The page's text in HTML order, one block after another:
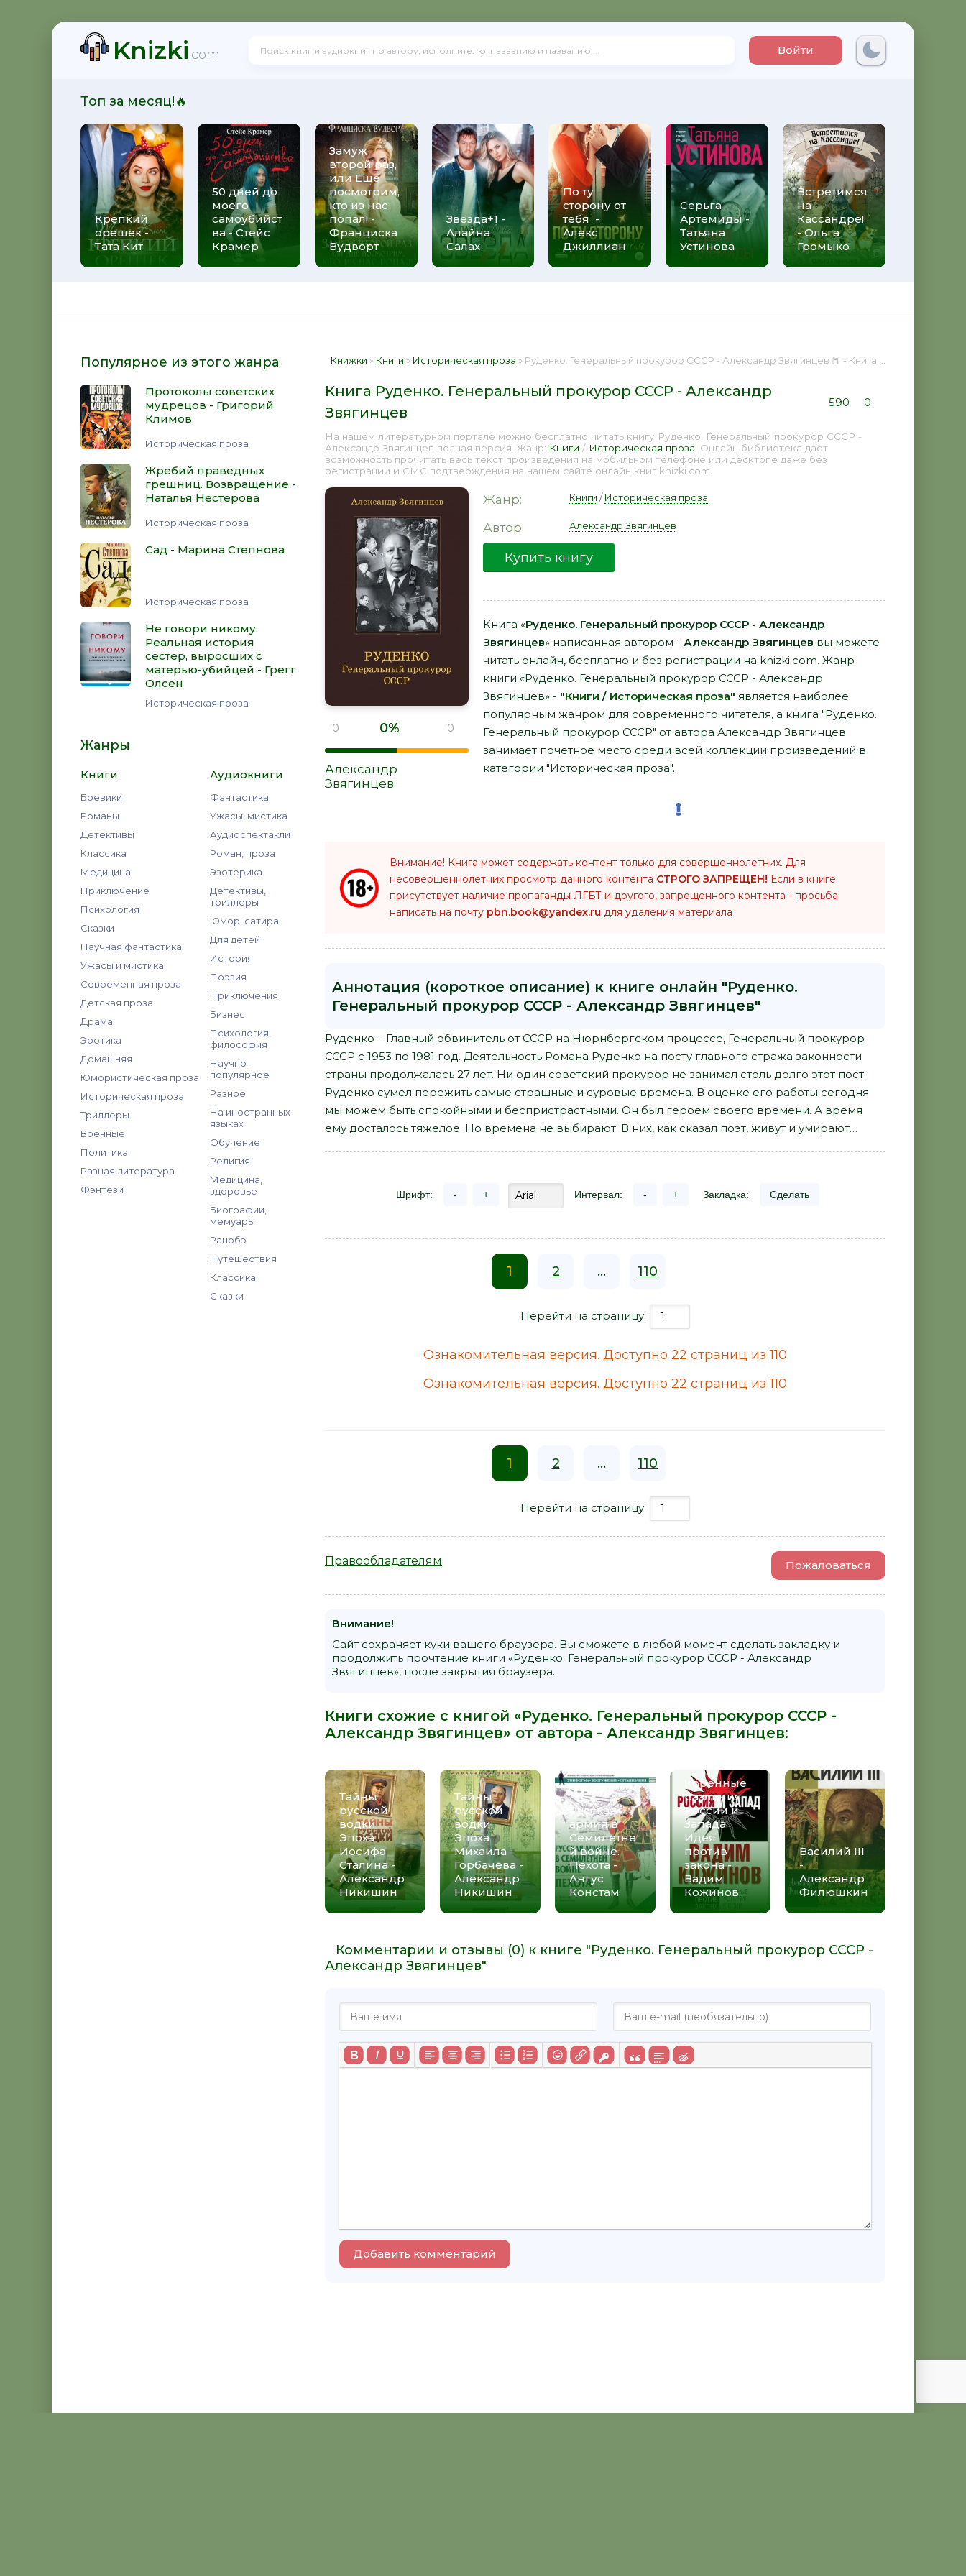
Knizki.com Войти
Топ за месяц!🔥
Крепкий
орешек -
Тата Кит
50 дней до
моего
самоубийст
ва - Стейс
Крамер
Замуж
второй раз,
или Ещё
посмотрим,
кто из нас
попал! -
Франциска
Вудворт
Звезда+1 -
Алайна
Салах
По ту
сторону от
тебя -
Алекс
Джиллиан
Серьга
Артемиды -
Татьяна
Устинова
Встретимся
на
Кассандре!
- Ольга
Громыко
Популярное из этого жанра
Протоколы советских
мудрецов - Григорий
Климов
Историческая проза
Жребий праведных
грешниц. Возвращение -
Наталья Нестерова
Историческая проза
Сад - Марина Степнова
Историческая проза
Не говори никому.
Реальная история
сестер, выросших с
матерью-убийцей - Грегг
Олсен
Историческая проза
Жанры
Книги
Боевики
Романы
Детективы
Классика
Медицина
Приключение
Психология
Сказки
Научная фантастика
Ужасы и мистика
Современная проза
Детская проза
Драма
Эротика
Домашняя
Юмористическая проза
Историческая проза
Триллеры
Военные
Политика
Разная литература
Фэнтези
Аудиокниги
Фантастика
Ужасы, мистика
Аудиоспектакли
Роман, проза
Эзотерика
Детективы,
триллеры
Юмор, сатира
Для детей
История
Поэзия
Приключения
Бизнес
Психология,
философия
Научно-
популярное
Разное
На иностранных
языках
Обучение
Религия
Медицина,
здоровье
Биографии,
мемуары
Ранобэ
Путешествия
Классика
Сказки
Книжки » Книги » Историческая проза » Руденко. Генеральный прокурор СССР - Александр Звягинцев 📕 - Книга онлайн бесплатно
Книга Руденко. Генеральный прокурор СССР - Александр
Звягинцев
590 0
На нашем литературном портале можно бесплатно читать книгу Руденко. Генеральный прокурор СССР -
Александр Звягинцев полная версия. Жанр: Книги / Историческая проза . Онлайн библиотека дает
возможность прочитать весь текст произведения на мобильном телефоне или десктопе даже без
регистрации и СМС подтверждения на нашем сайте онлайн книг knizki.com.
0 0% 0
Александр
Звягинцев
Жанр: Книги /Историческая проза
Автор: Александр Звягинцев
Купить книгу
Книга «Руденко. Генеральный прокурор СССР - Александр
Звягинцев» написанная автором - Александр Звягинцев вы можете
читать онлайн, бесплатно и без регистрации на knizki.com. Жанр
книги «Руденко. Генеральный прокурор СССР - Александр
Звягинцев» - "Книги / Историческая проза" является наиболее
популярным жанром для современного читателя, а книга "Руденко.
Генеральный прокурор СССР" от автора Александр Звягинцев
занимает почетное место среди всей коллекции произведений в
категории "Историческая проза".
Внимание! Книга может содержать контент только для совершеннолетних. Для
несовершеннолетних просмотр данного контента СТРОГО ЗАПРЕЩЕН! Если в книге
присутствует наличие пропаганды ЛГБТ и другого, запрещенного контента - просьба
написать на почту pbn.book@yandex.ru для удаления материала
Аннотация (короткое описание) к книге онлайн "Руденко.
Генеральный прокурор СССР - Александр Звягинцев"
Руденко – Главный обвинитель от СССР на Нюрнбергском процессе, Генеральный прокурор
СССР с 1953 по 1981 год. Деятельность Романа Руденко на посту главного стража законности
страны продолжалась 27 лет. Ни один советский прокурор не занимал столь долго этот пост.
Руденко сумел пережить самые страшные и суровые времена. В оценке его работы сегодня
мы можем быть спокойными и беспристрастными. Он был героем своего времени. А время
ему досталось тяжелое. Но времена не выбирают. В них, как сказал поэт, живут и умирают…
Шрифт: - + Интервал: - + Закладка: Сделать
1 2 ... 110
Перейти на страницу:
Ознакомительная версия. Доступно 22 страниц из 110
Ознакомительная версия. Доступно 22 страниц из 110
1 2 ... 110
Перейти на страницу:
Правообладателям Пожаловаться
Внимание!
Сайт сохраняет куки вашего браузера. Вы сможете в любой момент сделать закладку и
продолжить прочтение книги «Руденко. Генеральный прокурор СССР - Александр
Звягинцев», после закрытия браузера.
Книги схожие с книгой «Руденко. Генеральный прокурор СССР -
Александр Звягинцев» от автора - Александр Звягинцев:
Тайны
русской
водки.
Эпоха
Иосифа
Сталина -
Александр
Никишин
Тайны
русской
водки.
Эпоха
Михаила
Горбачева -
Александр
Никишин
Русская
армия в
Семилетне
й войне.
Пехота -
Ангус
Констам
Коренные
различия
России и
Запада.
Идея
против
закона -
Вадим
Кожинов
Василий III
-
Александр
Филюшкин
Комментарии и отзывы (0) к книге "Руденко. Генеральный прокурор СССР -
Александр Звягинцев"
Добавить комментарий
- Григорий Климов
Возвращение - Наталья Нестерова